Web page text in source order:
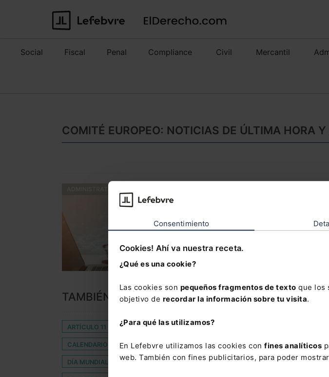
Consentimiento
Cookies! Ahí va nuestra receta.
¿Qué es una cookie?
Las cookies son pequeños fragmentos de texto que los
objetivo de recordar la información sobre tu visita.
¿Para qué las utilizamos?
En Lefebvre utilizamos las cookies con fines analíticos
web. También con fines publicitarios, para poder
Social Fiscal Penal Compliance Civil Mercantil
COMITÉ EUROPEO: NOTICIAS DE ÚLTIMA HORA
TAMBIÉN TE PUEDE INTERESAR
ARTÍCULO 11 ASOCIACIÓN ESPAÑOLA DE EMPRESAS DE MENSAJERÍA
CALENDARIO FISCAL CASO NOVATEXT CLÁSULAS ABUSIVAS
DÍA MUNDIAL DEL REFUGIADO DILIGENCIAS POLICIALES DISCRIMINATORIO